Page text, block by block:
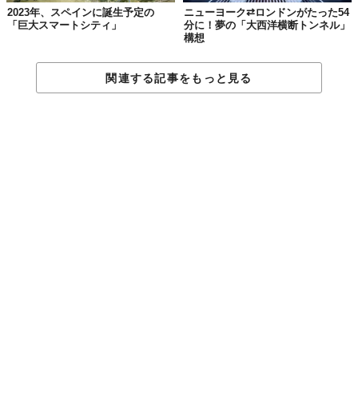
2023年、スペインに誕生予定の
「巨大スマートシティ」
ニューヨーク⇄ロンドンがたった54
分に！夢の「大西洋横断トンネル」
構想
関連する記事をもっと見る